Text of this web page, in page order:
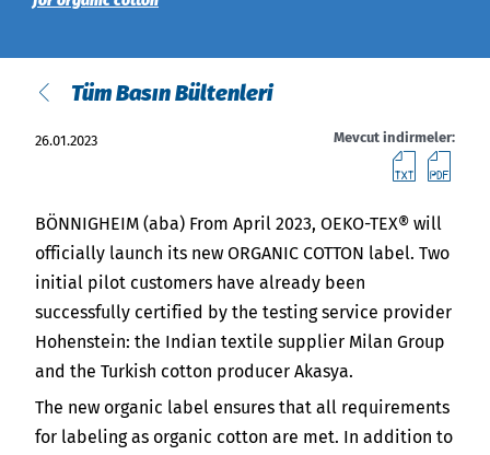
Việt Nam
中国
Basın
İletişim
Tüm Basın Bültenleri
26.01.2023 Mevcut indirmeler:
BÖNNIGHEIM (aba) From April 2023, OEKO-TEX® will
officially launch its new ORGANIC COTTON label. Two
initial pilot customers have already been
successfully certified by the testing service provider
Hohenstein: the Indian textile supplier Milan Group
and the Turkish cotton producer Akasya.
The new organic label ensures that all requirements
for labeling as organic cotton are met. In addition to